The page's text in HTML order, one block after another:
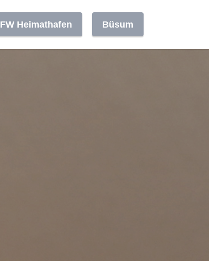
FW Heimathafen Büsum